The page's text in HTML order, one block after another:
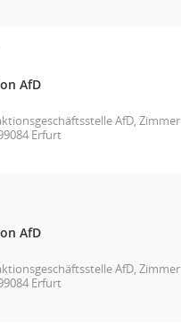
AfD
AfD, Zimmer
Erfurt
AfD
AfD, Zimmer
Erfurt